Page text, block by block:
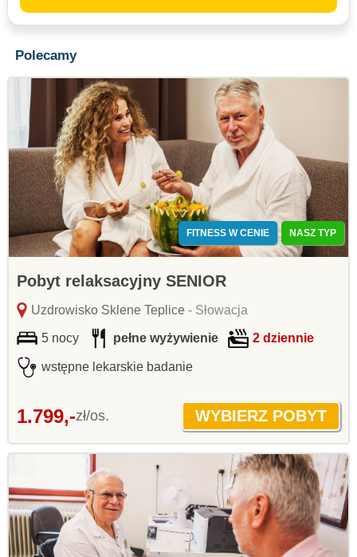
Polecamy
FITNESS W CENIE NASZ TYP
Pobyt relaksacyjny SENIOR
Uzdrowisko Sklene Teplice- Słowacja
5 nocy pełne wyżywienie 2 dziennie
wstępne lekarskie badanie
1.799,-zł/os.